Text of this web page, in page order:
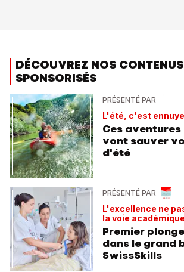
DÉCOUVREZ NOS CONTENUS
SPONSORISÉS
PRÉSENTÉ PAR
L'été, c'est
Ces aventures
vont sauver
d'été
PRÉSENTÉ PAR
L'excellence ne
la voie académique
Premier
dans le grand
SwissSkills